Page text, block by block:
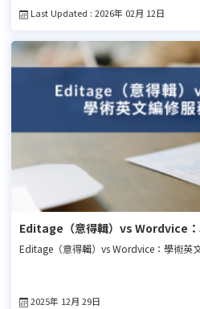
Last Updated : 2026年 02月 12日
Editage（意得輯）vs Wordvice：
Editage（意得輯）vs Wordvice：學術英
2025年 12月 29日